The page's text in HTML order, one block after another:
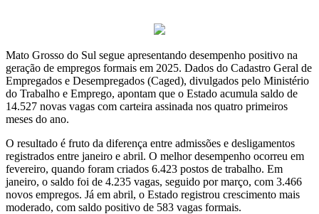
Mato Grosso do Sul segue apresentando desempenho positivo na
geração de empregos formais em 2025. Dados do Cadastro Geral de
Empregados e Desempregados (Caged), divulgados pelo Ministério
do Trabalho e Emprego, apontam que o Estado acumula saldo de
14.527 novas vagas com carteira assinada nos quatro primeiros
meses do ano.
O resultado é fruto da diferença entre admissões e desligamentos
registrados entre janeiro e abril. O melhor desempenho ocorreu em
fevereiro, quando foram criados 6.423 postos de trabalho. Em
janeiro, o saldo foi de 4.235 vagas, seguido por março, com 3.466
novos empregos. Já em abril, o Estado registrou crescimento mais
moderado, com saldo positivo de 583 vagas formais.